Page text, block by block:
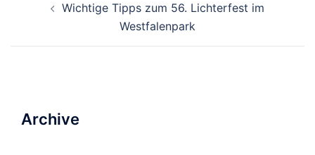
NavigationWichtige Tipps zum 56. Lichterfest im
Westfalenpark
Archive